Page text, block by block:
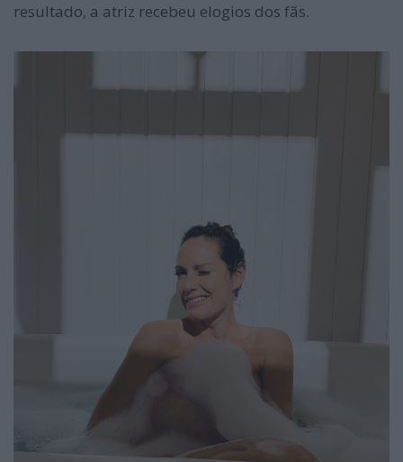
resultado, a atriz recebeu elogios dos fãs.